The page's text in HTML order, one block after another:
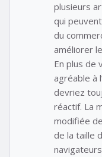
plusieurs
qui
du
améliorer
En plus de
agréable à
devriez
réactif. La
modifiée
de la taille